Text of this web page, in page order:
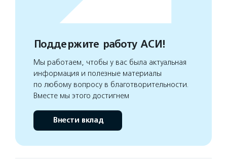
Поддержите работу АСИ!
Мы работаем, чтобы у вас была актуальная
информация и полезные материалы
по любому вопросу в благотворительности.
Вместе мы этого достигнем
Внести вклад